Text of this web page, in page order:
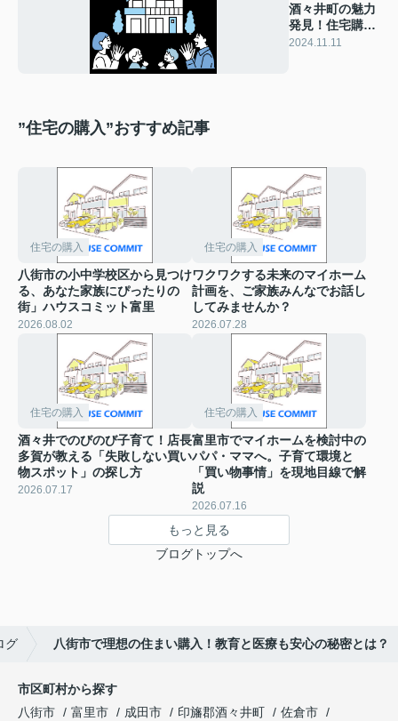
酒々井町の魅力
発見！住宅購入
前に知るべきポ
2024.11.11
”住宅の購入”おすすめ記事
住宅の購入
八街市の小中学校区から見つけ
る、あなた家族にぴったりの
街」ハウスコミット富里
2026.08.02
住宅の購入
ワクワクする未来のマイホーム
計画を、ご家族みんなでお話し
してみませんか？
2026.07.28
住宅の購入
酒々井でのびのび子育て！店長
多賀が教える「失敗しない買い
物スポット」の探し方
2026.07.17
住宅の購入
富里市でマイホームを検討中の
パパ・ママへ。子育て環境と
「買い物事情」を現地目線で解
説
2026.07.16
もっと見る
ブログトップへ
グ 八街市で理想の住まい購入！教育と医療も安心の秘密とは？
市区町村から探す
八街市
富里市 成田市 印旛郡酒々井町
佐倉市